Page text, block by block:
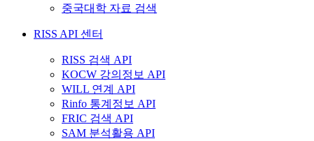
중국대학 자료 검색
RISS API 센터
RISS 검색 API
KOCW 강의정보 API
WILL 연계 API
Rinfo 통계정보 API
FRIC 검색 API
SAM 분석활용 API